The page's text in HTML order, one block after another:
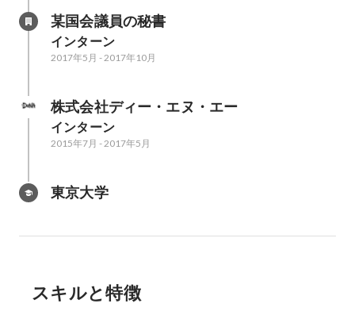
某国会議員の秘書
インターン
2017年5月 -2017年10月
株式会社ディー・エヌ・エー
インターン
2015年7月 -2017年5月
東京大学
スキルと特徴